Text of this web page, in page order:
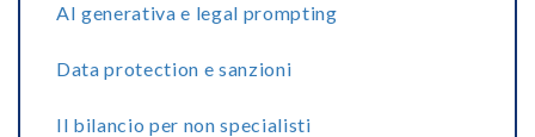
AI generativa e legal prompting
Data protection e sanzioni
Il bilancio per non specialisti